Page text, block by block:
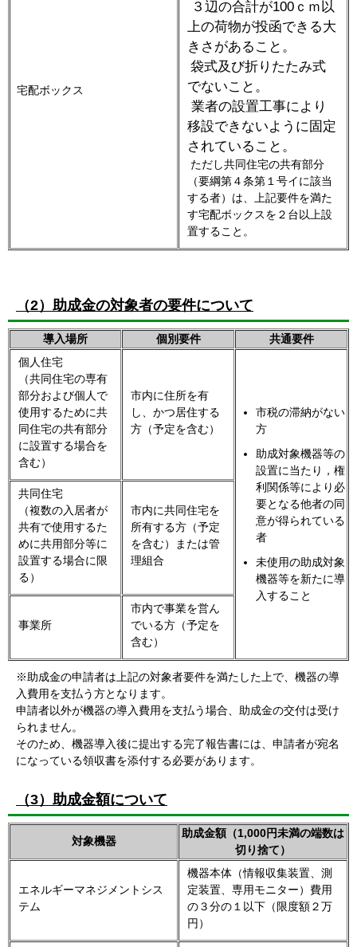
宅配ボックス
３辺の合計が100ｃｍ以
上の荷物が投函できる大
きさがあること。
袋式及び折りたたみ式
でないこと。
業者の設置工事により
移設できないように固定
されていること。
ただし共同住宅の共有部分
（要綱第４条第１号イに該当
する者）は、上記要件を満た
す宅配ボックスを２台以上設
置すること。
（2）助成金の対象者の要件について
導入場所 個別要件
共通要件
個人住宅
（共同住宅の専有
部分および個人で
使用するために共
同住宅の共有部分
に設置する場合を
含む）
市内に住所を有
し、かつ居住する
方（予定を含む）
市税の滞納がない
方
助成対象機器等の
設置に当たり，権
利関係等により必
要となる他者の同
意が得られている
者
未使用の助成対象
機器等を新たに導
入すること
共同住宅
（複数の入居者が
共有で使用するた
めに共用部分等に
設置する場合に限
る）
市内に共同住宅を
所有する方（予定
を含む）または管
理組合
事業所
市内で事業を営ん
でいる方（予定を
含む）
※助成金の申請者は上記の対象者要件を満たした上で、機器の導
入費用を支払う方となります。
申請者以外が機器の導入費用を支払う場合、助成金の交付は受け
られません。
そのため、機器導入後に提出する完了報告書には、申請者が宛名
になっている領収書を添付する必要があります。
（3）助成金額について
対象機器
助成金額（1,000円未満の端数は
切り捨て）
エネルギーマネジメントシス
テム
機器本体（情報収集装置、測
定装置、専用モニター）費用
の３分の１以下（限度額２万
円）